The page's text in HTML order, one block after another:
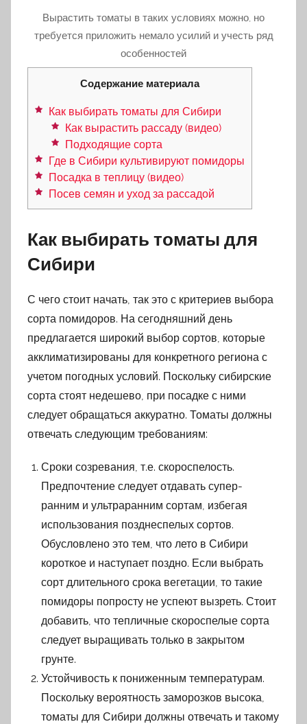
Вырастить томаты в таких условиях можно, но
требуется приложить немало усилий и учесть ряд
особенностей
Содержание материала
Как выбирать томаты для Сибири
Как вырастить рассаду (видео)
Подходящие сорта
Где в Сибири культивируют помидоры
Посадка в теплицу (видео)
Посев семян и уход за рассадой
Как выбирать томаты для
Сибири
С чего стоит начать, так это с критериев выбора
сорта помидоров. На сегодняшний день
предлагается широкий выбор сортов, которые
акклиматизированы для конкретного региона с
учетом погодных условий. Поскольку сибирские
сорта стоят недешево, при посадке с ними
следует обращаться аккуратно. Томаты должны
отвечать следующим требованиям:
Сроки созревания, т.е. скороспелость.
Предпочтение следует отдавать супер-
ранним и ультраранним сортам, избегая
использования позднеспелых сортов.
Обусловлено это тем, что лето в Сибири
короткое и наступает поздно. Если выбрать
сорт длительного срока вегетации, то такие
помидоры попросту не успеют вызреть. Стоит
добавить, что тепличные скороспелые сорта
следует выращивать только в закрытом
грунте.
Устойчивость к пониженным температурам.
Поскольку вероятность заморозков высока,
томаты для Сибири должны отвечать и такому